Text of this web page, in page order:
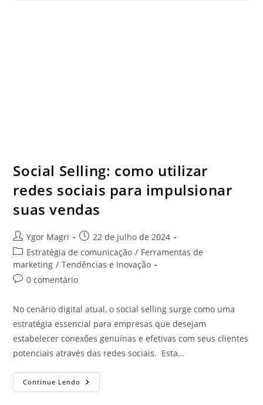
Social Selling: como utilizar
redes sociais para impulsionar
suas vendas
Ygor Magri
22 de julho de 2024
Estratégia de comunicação / Ferramentas de
marketing / Tendências e Inovação
0 comentário
No cenário digital atual, o social selling surge como uma
estratégia essencial para empresas que desejam
estabelecer conexões genuínas e efetivas com seus clientes
potenciais através das redes sociais. Esta…
Continue Lendo